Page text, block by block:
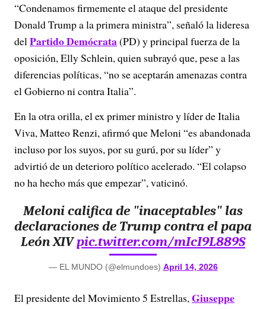
“Condenamos firmemente el ataque del presidente
Donald Trump a la primera ministra”, señaló la lideresa
delPartido Demócrata(PD) y principal fuerza de la
oposición, Elly Schlein, quien subrayó que, pese a las
diferencias políticas, “no se aceptarán amenazas contra
el Gobierno ni contra Italia”.
En la otra orilla, el ex primer ministro y líder de Italia
Viva, Matteo Renzi, afirmó que Meloni “es abandonada
incluso por los suyos, por su gurú, por su líder” y
advirtió de un deterioro político acelerado. “El colapso
no ha hecho más que empezar”, vaticinó.
Meloni califica de "inaceptables" las
declaraciones de Trump contra el papa
León XIVpic.twitter.com/mIcI9L889S
— EL MUNDO (@elmundoes) April 14, 2026
El presidente del Movimiento 5 Estrellas,Giuseppe